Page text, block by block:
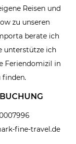
Reisen und
zu unseren
berate ich
unterstütze ich
Feriendomizil in
finden.
fine-travel.de